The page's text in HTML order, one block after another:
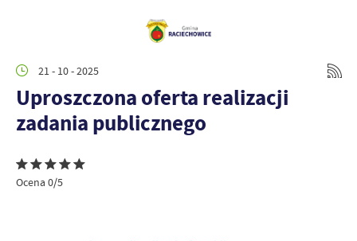
21 - 10 - 2025
Uproszczona oferta realizacji
zadania publicznego
Ocena 0/5